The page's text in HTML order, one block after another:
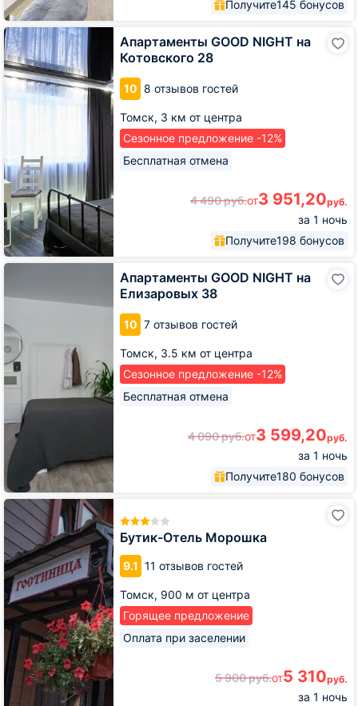
Получите145 бонусов
Апартаменты GOOD NIGHT на
Котовского 28
10 8 отзывов гостей
Томск, 3 км от центра
Сезонное предложение -12%
Бесплатная отмена
4 490руб.от3 951,20руб.
за 1 ночь
Получите198 бонусов
Апартаменты
GOOD
NIGHT
на
Котовского
Апартаменты GOOD NIGHT на
Елизаровых 38
10 7 отзывов гостей
Томск, 3.5 км от центра
Сезонное предложение -12%
Бесплатная отмена
4 090руб.от3 599,20руб.
за 1 ночь
Получите180 бонусов
Апартаменты
NIGHT
Елизаровых
Бутик-Отель Морошка
9.1 11 отзывов гостей
Томск, 900 м от центра
Горящее предложение
Оплата при заселении
5 900руб.от5 310руб.
за 1 ночь
Бутик-
Отель
Морошка